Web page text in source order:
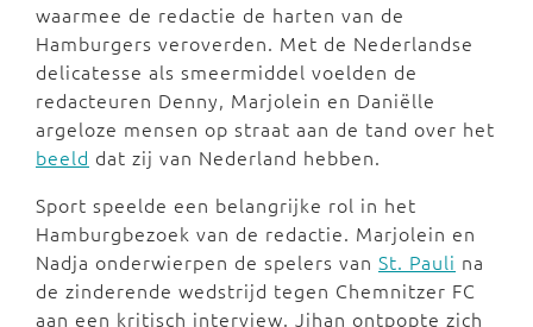
waarmee de redactie de harten van de
Hamburgers veroverden. Met de Nederlandse
delicatesse als smeermiddel voelden de
redacteuren Denny, Marjolein en Daniëlle
argeloze mensen op straat aan de tand over het
beeld dat zij van Nederland hebben.
Sport speelde een belangrijke rol in het
Hamburgbezoek van de redactie. Marjolein en
Nadja onderwierpen de spelers van St. Pauli na
de zinderende wedstrijd tegen Chemnitzer FC
aan een kritisch interview. Jihan ontpopte zich